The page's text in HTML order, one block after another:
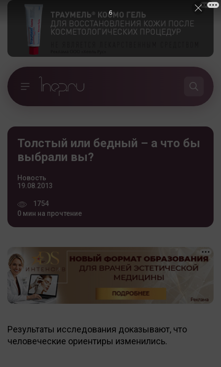
Толстый или бедный – а что бы
выбрали вы?
Новость
19.08.2013
1754
0 мин на прочтение
Результаты исследования доказывают, что
человеческие ориентиры изменились.
5